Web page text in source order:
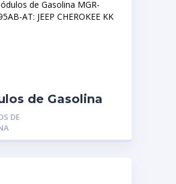
de Gasolina
68004095AB-AT:
CHEROKEE KK
DE